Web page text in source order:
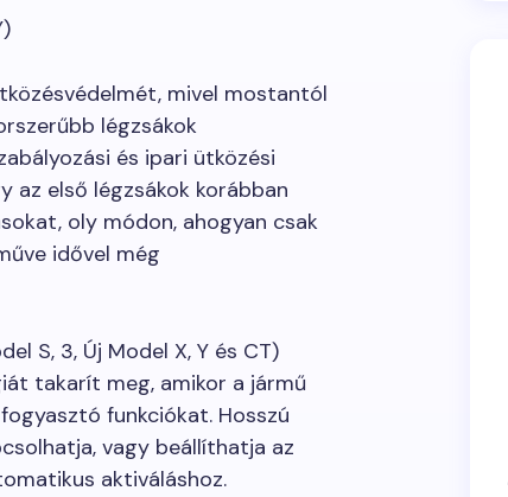
mivel mostantól
légzsákok
és ipari ütközési
az első légzsákok korábban
oly módon, ahogyan csak
idővel még
S, 3, Új Model X, Y és CT)
takarít meg, amikor a jármű
funkciókat. Hosszú
vagy beállíthatja az
aktiváláshoz.